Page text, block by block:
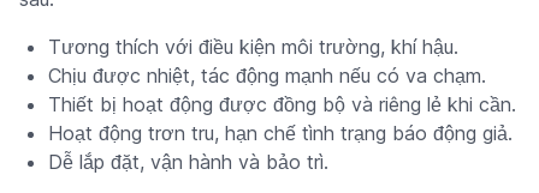
Tương thích với điều kiện môi trường, khí hậu.
Chịu được nhiệt, tác động mạnh nếu có va chạm.
Thiết bị hoạt động được đồng bộ và riêng lẻ khi cần.
Hoạt động trơn tru, hạn chế tình trạng báo động giả.
Dễ lắp đặt, vận hành và bảo trì.